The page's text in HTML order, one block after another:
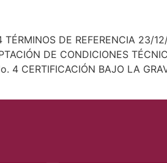
DE REFERENCIA 23/
DE CONDICIONES
4 CERTIFICACIÓN BAJO LA